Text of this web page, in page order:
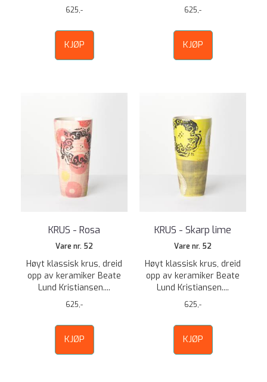
625,-
KJØP
625,-
KJØP
KRUS - Rosa
Vare nr. 52
Høyt klassisk krus, dreid
opp av keramiker Beate
Lund Kristiansen....
625,-
KJØP
KRUS - Skarp lime
Vare nr. 52
Høyt klassisk krus, dreid
opp av keramiker Beate
Lund Kristiansen....
625,-
KJØP